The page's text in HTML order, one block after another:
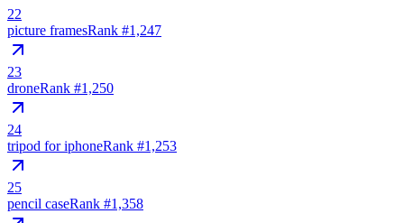
22
picture framesRank #1,247
23
droneRank #1,250
24
tripod for iphoneRank #1,253
25
pencil caseRank #1,358